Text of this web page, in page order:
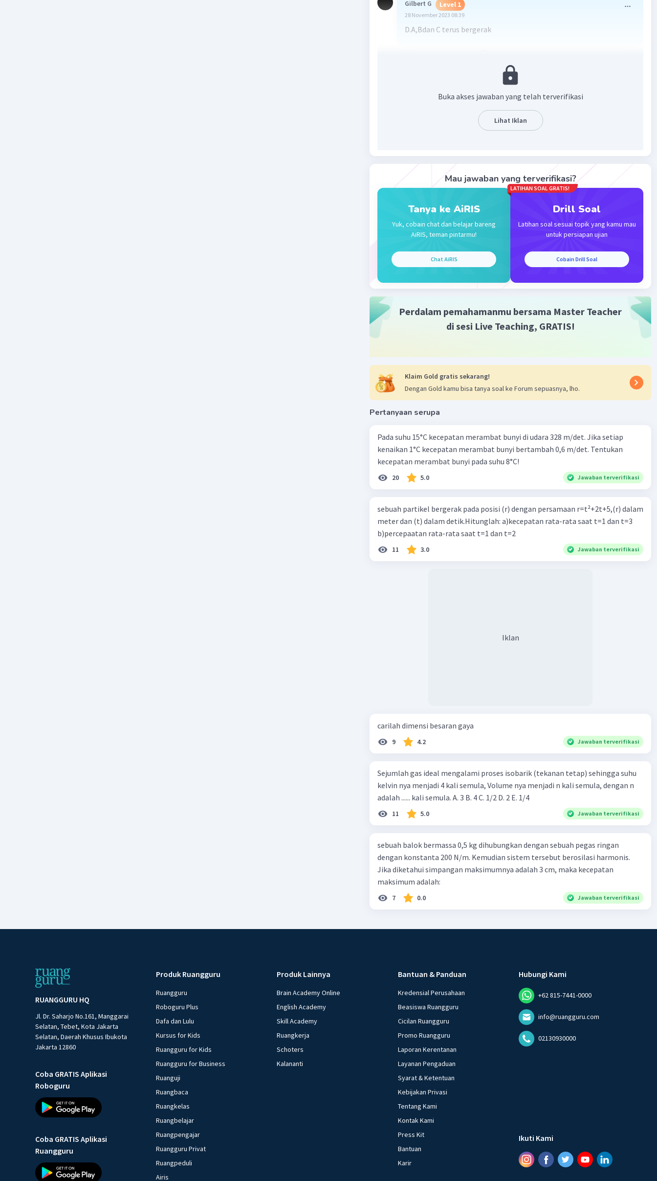
Gilbert G Level 1
28 November 2023 08:39
D.A,Bdan C terus bergerak
Buka akses jawaban yang telah terverifikasi
Lihat Iklan
Mau jawaban yang terverifikasi?
Tanya ke AiRIS
Yuk, cobain chat dan belajar bareng
AiRIS, teman pintarmu!
Chat AiRIS
LATIHAN SOAL GRATIS!
Drill Soal
Latihan soal sesuai topik yang kamu mau
untuk persiapan ujian
Cobain Drill Soal
Perdalam pemahamanmu bersama Master Teacher
di sesi Live Teaching, GRATIS!
Klaim Gold gratis sekarang!
Dengan Gold kamu bisa tanya soal ke Forum sepuasnya, lho.
Pertanyaan serupa
Pada suhu 15°C kecepatan merambat bunyi di udara 328 m/det. Jika setiap
kenaikan 1°C kecepatan merambat bunyi bertambah 0,6 m/det. Tentukan
kecepatan merambat bunyi pada suhu 8°C!
20 5.0 Jawaban terverifikasi
sebuah partikel bergerak pada posisi (r) dengan persamaan r=t²+2t+5,(r) dalam
meter dan (t) dalam detik.Hitunglah: a)kecepatan rata-rata saat t=1 dan t=3
b)percepaatan rata-rata saat t=1 dan t=2
11 3.0 Jawaban terverifikasi
Iklan
carilah dimensi besaran gaya
9 4.2 Jawaban terverifikasi
Sejumlah gas ideal mengalami proses isobarik (tekanan tetap) sehingga suhu
kelvin nya menjadi 4 kali semula, Volume nya menjadi n kali semula, dengan n
adalah ...... kali semula. A. 3 B. 4 C. 1/2 D. 2 E. 1/4
11 5.0 Jawaban terverifikasi
sebuah balok bermassa 0,5 kg dihubungkan dengan sebuah pegas ringan
dengan konstanta 200 N/m. Kemudian sistem tersebut berosilasi harmonis.
Jika diketahui simpangan maksimumnya adalah 3 cm, maka kecepatan
maksimum adalah:
7 0.0 Jawaban terverifikasi
RUANGGURU HQ
Jl. Dr. Saharjo No.161, Manggarai
Selatan, Tebet, Kota Jakarta
Selatan, Daerah Khusus Ibukota
Jakarta 12860
Coba GRATIS Aplikasi
Roboguru
Coba GRATIS Aplikasi
Ruangguru
Produk Ruangguru
Ruangguru
Roboguru Plus
Dafa dan Lulu
Kursus for Kids
Ruangguru for Kids
Ruangguru for Business
Ruanguji
Ruangbaca
Ruangkelas
Ruangbelajar
Ruangpengajar
Ruangguru Privat
Ruangpeduli
Airis
Produk Lainnya
Brain Academy Online
English Academy
Skill Academy
Ruangkerja
Schoters
Kalananti
Bantuan & Panduan
Kredensial Perusahaan
Beasiswa Ruangguru
Cicilan Ruangguru
Promo Ruangguru
Laporan Kerentanan
Layanan Pengaduan
Syarat & Ketentuan
Kebijakan Privasi
Tentang Kami
Kontak Kami
Press Kit
Bantuan
Karir
Hubungi Kami
+62 815-7441-0000
info@ruangguru.com
02130930000
Ikuti Kami